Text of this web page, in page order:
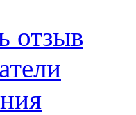
отзыв